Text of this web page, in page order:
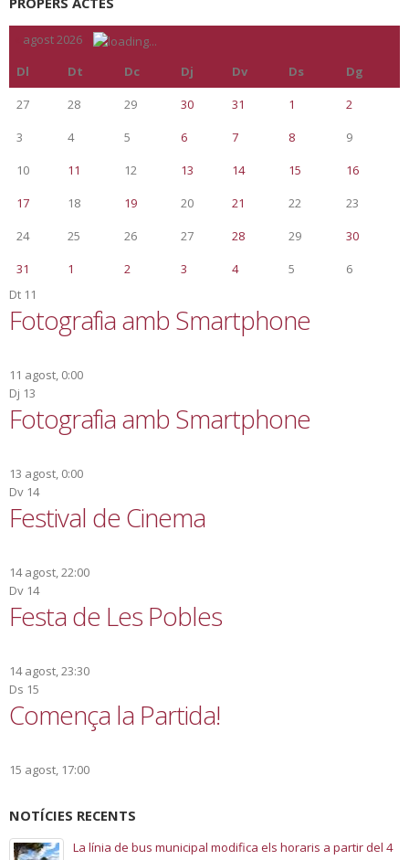
agost 2026
Dl
Dt Dc Dj Dv Ds
Dg
27
28 29 30 31 1
2
3
4 5 6 7 8
9
10
11 12 13 14 15
16
17
18 19 20 21 22
23
24
25 26 27 28 29
30
31
1 2 3 4 5
6
Dt 11
Fotografia amb Smartphone
11 agost, 0:00
Dj 13
Fotografia amb Smartphone
13 agost, 0:00
Dv 14
Festival de Cinema
14 agost, 22:00
Dv 14
Festa de Les Pobles
14 agost, 23:30
Ds 15
Comença la Partida!
15 agost, 17:00
NOTÍCIES RECENTS
La línia de bus municipal modifica els horaris a partir del 4